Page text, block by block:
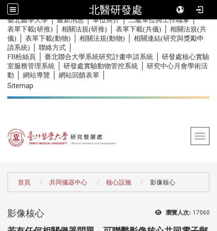
北醫研發處
::: 臺北醫學大學｜最新消息｜單位簡介｜二級單位與工作職掌｜
表單下載(研推) 相關法規(研推) 表單下載(共儀)
相關法規(共
儀)
表單下載(動物) 相關法規(動物)
相關連結(研究與獎勵申
請系統)
聯絡方式
FB粉絲頁 臺北聯合大學系統研究計畫申請系統
研發處核心實驗
室服務管理系統
研發處實驗動物管控系統
研究中心月會學術活
動
網站導覽 網站回饋表單
Sitemap
首頁 共同儀器中心 核心設施 影像核心
瀏覽人次: 17060
影像核心